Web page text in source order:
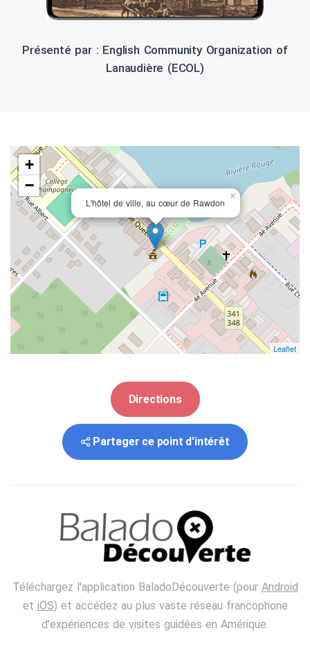
Présenté par : English Community Organization of
Lanaudière (ECOL)
L'hôtel de ville, au cœur de Rawdon
×
+
−
Leaflet
Directions
Partager ce point d'intérêt
Téléchargez l'application BaladoDécouverte (pour Android
et iOS) et accédez au plus vaste réseau francophone
d’expériences de visites guidées en Amérique.